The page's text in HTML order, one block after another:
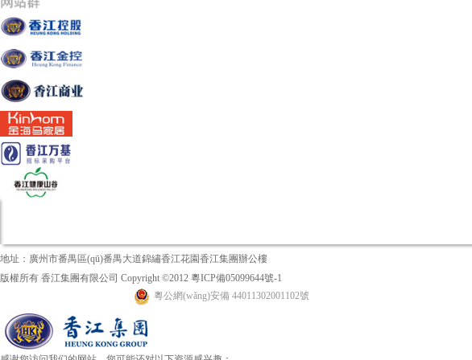
地址：廣州市番禺區(qū)番禺大道錦繡香江花園香江集團辦公樓
版權所有 香江集團有限公司 Copyright ©2012 粵ICP備05099644號-1
粵公網(wǎng)安備 44011302001102號